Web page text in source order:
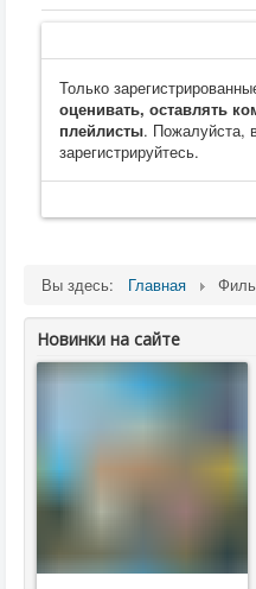
Только
оценивать, оставлять
плейлисты. Пожалуйста,
зарегистрируйтесь.
Вы здесь: Главная
Новинки на сайте